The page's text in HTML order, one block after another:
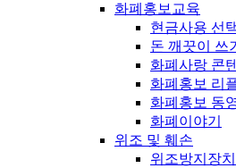
화폐홍보교육
현금사용 선
돈 깨끗이 쓰기
화폐사랑 콘
화폐홍보 리
화폐홍보 동
화폐이야기
위조 및 훼손
위조방지장치